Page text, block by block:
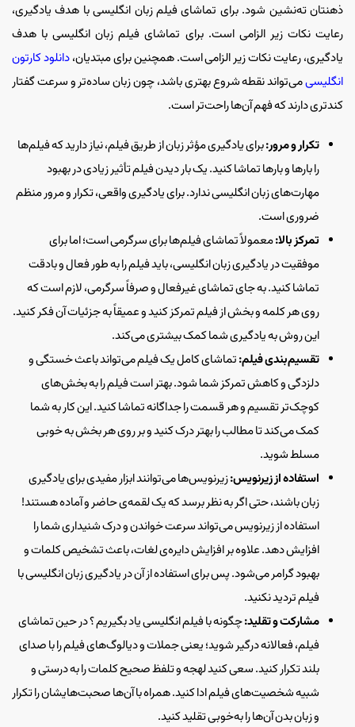
ذهنتان ته‌نشین شود. برای تماشای فیلم زبان انگلیسی با هدف یادگیری،
رعایت نکات زیر الزامی است. برای تماشای فیلم زبان انگلیسی با هدف
یادگیری، رعایت نکات زیر الزامی است. همچنین برای مبتدیان،دانلود کارتون
انگلیسیمی‌تواند نقطه شروع بهتری باشد، چون زبان ساده‌تر و سرعت گفتار
کندتری دارند که فهم آن‌ها راحت‌تر است.
تکرار و مرور:برای یادگیری مؤثر زبان از طریق فیلم، نیاز دارید که فیلم‌ها
را بارها و بارها تماشا کنید. یک ‌بار دیدن فیلم تأثیر زیادی در بهبود
مهارت‌های زبان انگلیسی ندارد. برای یادگیری واقعی، تکرار و مرور منظم
ضروری است.
تمرکز بالا:معمولاً تماشای فیلم‌ها برای سرگرمی است؛ اما برای
موفقیت در یادگیری زبان انگلیسی، باید فیلم را به طور فعال و بادقت
تماشا کنید. به جای تماشای غیرفعال و صرفاً سرگرمی، لازم است که
روی هر کلمه و بخش از فیلم تمرکز کنید و عمیقاً به جزئیات آن فکر کنید.
این روش به یادگیری شما کمک بیشتری می‌کند.
تقسیم‌بندی فیلم:تماشای کامل یک فیلم می‌تواند باعث خستگی و
دلزدگی و کاهش تمرکز شما شود. بهتر است فیلم را به بخش‌های
کوچک‌تر تقسیم و هر قسمت را جداگانه تماشا کنید. این کار به شما
کمک می‌کند تا مطالب را بهتر درک کنید و بر روی هر بخش به خوبی
مسلط شوید.
استفاده از زیرنویس:زیرنویس‌ها می‌توانند ابزار مفیدی برای یادگیری
زبان باشند، حتی اگر به نظر برسد که یک لقمه‌ی حاضر و آماده هستند!
استفاده از زیرنویس‌ می‌تواند سرعت خواندن و درک شنیداری شما را
افزایش دهد. علاوه بر افزایش دایره‌ی لغات، باعث تشخیص کلمات و
بهبود گرامر می‌شود. پس برای استفاده از آن در یادگیری زبان انگلیسی با
فیلم تردید نکنید.
مشارکت و تقلید:چگونه با فیلم انگلیسی یاد بگیریم ؟ در حین تماشای
فیلم، فعالانه درگیر شوید؛ یعنی جملات و دیالوگ‌های فیلم را با صدای
بلند تکرار کنید. سعی کنید لهجه و تلفظ صحیح کلمات را به درستی و
شبیه شخصیت‌های فیلم ادا کنید. همراه با آن‌ها صحبت‌هایشان را تکرار
و زبان بدن آن‌ها را به‌خوبی تقلید کنید.